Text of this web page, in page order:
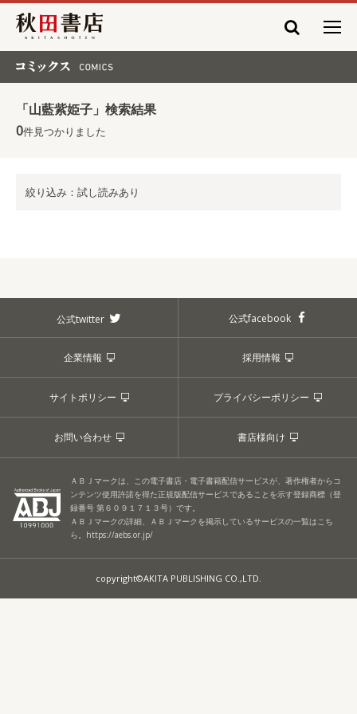
秋田書店
「山藍紫姫子」検索結果
0件見つかりました
絞り込み：試し読みあり
公式twitter 公式facebook
企業情報 採用情報
サイトポリシー プライバシーポリシー
お問い合わせ 書店様向け
ＡＢＪマークは、この電子書店・電子書籍配信サービスが、著作権者からコ
ンテンツ使用許諾を得た正規版配信サービスであることを示す登録商標（登
録番号 第６０９１７１３号）です。
ＡＢＪマークの詳細、ＡＢＪマークを掲示しているサービスの一覧はこち
ら。 https://aebs.or.jp/
copyright©AKITA PUBLISHING CO.,LTD.